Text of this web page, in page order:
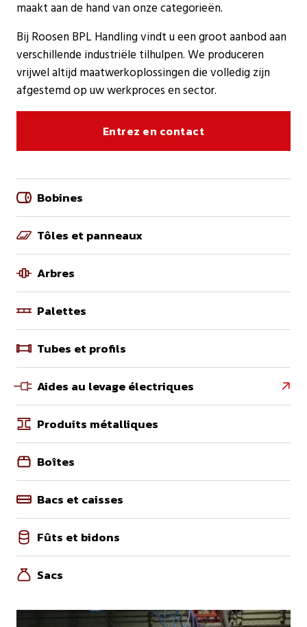
maakt aan de hand van onze categorieën.
Bij Roosen BPL Handling vindt u een groot aanbod aan
verschillende industriële tilhulpen. We produceren
vrijwel altijd maatwerkoplossingen die volledig zijn
afgestemd op uw werkproces en sector.
Entrez en contact
Bobines
Tôles et panneaux
Arbres
Palettes
Tubes et profils
Aides au levage électriques 
Produits métalliques
Boîtes
Bacs et caisses
Fûts et bidons
Sacs